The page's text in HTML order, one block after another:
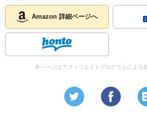
Amazon 詳細ページへ
本ページはアフィリエイトプログラムによる